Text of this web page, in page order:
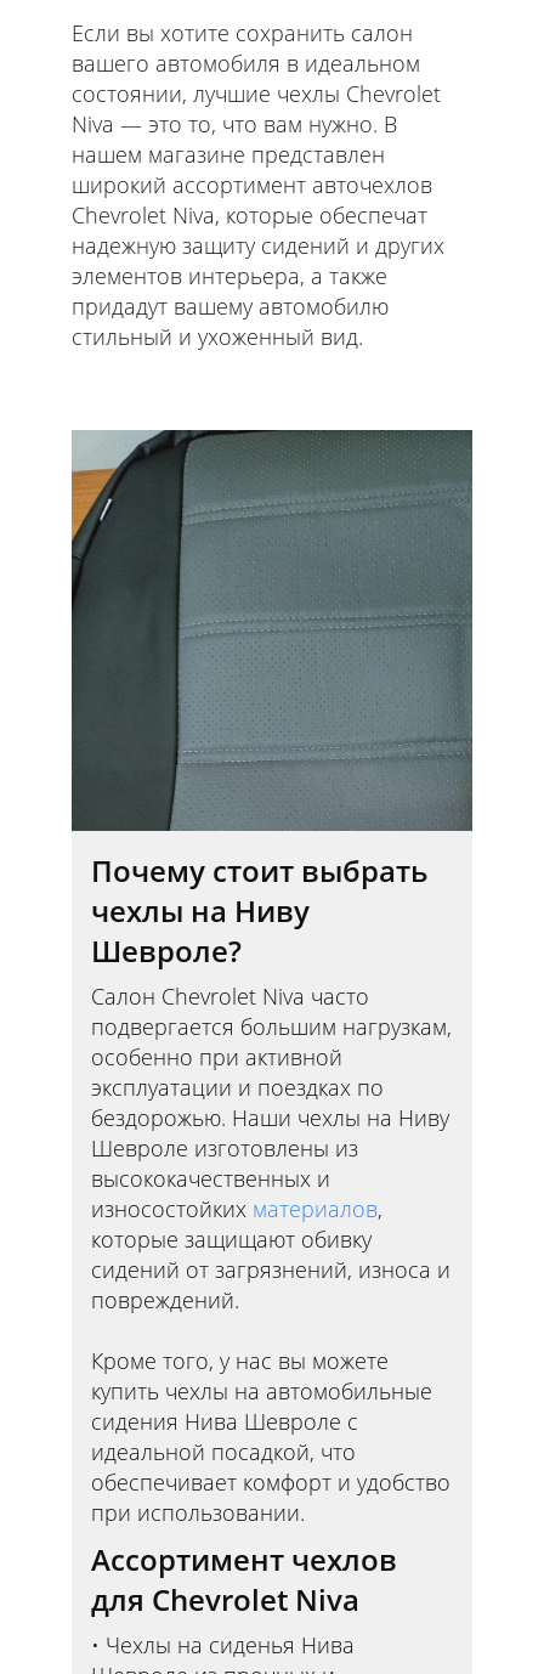
Если вы хотите сохранить салон
вашего автомобиля в идеальном
состоянии, лучшие чехлы Chevrolet
Niva — это то, что вам нужно. В
нашем магазине представлен
широкий ассортимент авточехлов
Chevrolet Niva, которые обеспечат
надежную защиту сидений и других
элементов интерьера, а также
придадут вашему автомобилю
стильный и ухоженный вид.
Почему стоит выбрать
чехлы на Ниву
Шевроле?
Салон Chevrolet Niva часто
подвергается большим нагрузкам,
особенно при активной
эксплуатации и поездках по
бездорожью. Наши чехлы на Ниву
Шевроле изготовлены из
высококачественных и
износостойких материалов,
которые защищают обивку
сидений от загрязнений, износа и
повреждений.
Кроме того, у нас вы можете
купить чехлы на автомобильные
сидения Нива Шевроле с
идеальной посадкой, что
обеспечивает комфорт и удобство
при использовании.
Ассортимент чехлов
для Chevrolet Niva
Чехлы на сиденья Нива